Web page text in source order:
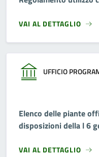
VAI AL DETTAGLIO
UFFICIO
Elenco delle piante
disposizioni della l 6
VAI AL DETTAGLIO